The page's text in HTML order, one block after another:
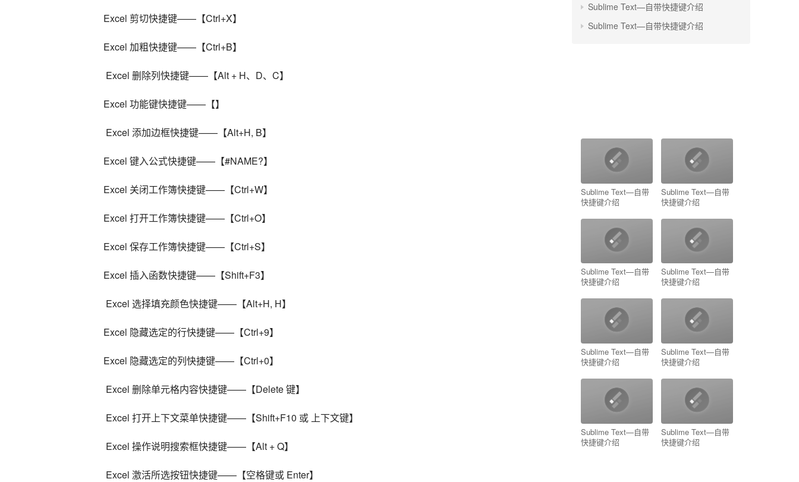
Excel 剪切快捷键——【Ctrl+X】
Excel 加粗快捷键——【Ctrl+B】
Excel 删除列快捷键——【Alt + H、D、C】
Excel 功能键快捷键——【】
Excel 添加边框快捷键——【Alt+H, B】
Excel 键入公式快捷键——【#NAME?】
Excel 关闭工作簿快捷键——【Ctrl+W】
Excel 打开工作簿快捷键——【Ctrl+O】
Excel 保存工作簿快捷键——【Ctrl+S】
Excel 插入函数快捷键——【Shift+F3】
Excel 选择填充颜色快捷键——【Alt+H, H】
Excel 隐藏选定的行快捷键——【Ctrl+9】
Excel 隐藏选定的列快捷键——【Ctrl+0】
Excel 删除单元格内容快捷键——【Delete 键】
Excel 打开上下文菜单快捷键——【Shift+F10 或 上下文键】
Excel 操作说明搜索框快捷键——【Alt + Q】
Excel 激活所选按钮快捷键——【空格键或 Enter】
Sublime Text—自带快捷键介绍
Sublime Text—自带快捷键介绍
Sublime Text—自带
快捷键介绍
Sublime Text—自带
快捷键介绍
Sublime Text—自带
快捷键介绍
Sublime Text—自带
快捷键介绍
Sublime Text—自带
快捷键介绍
Sublime Text—自带
快捷键介绍
Sublime Text—自带
快捷键介绍
Sublime Text—自带
快捷键介绍